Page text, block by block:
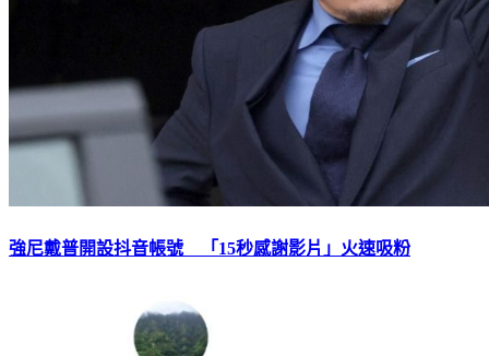
強尼戴普開設抖音帳號 「15秒感謝影片」火速吸粉